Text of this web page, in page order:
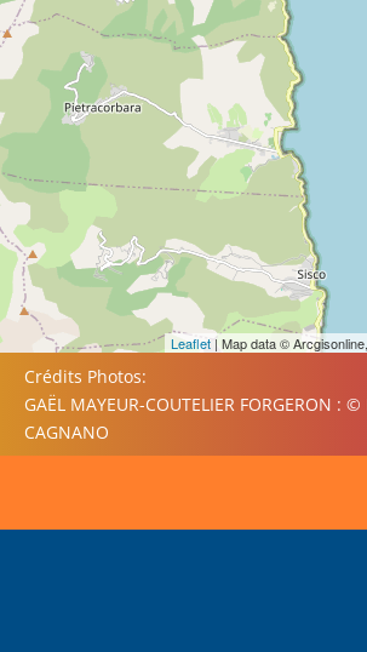
Leaflet | Map data ©
Crédits Photos:
GAËL MAYEUR-COUTELIER FORGERON : ©
CAGNANO